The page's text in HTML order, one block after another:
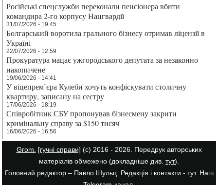
Російські спецслужби переконали пенсіонера вбити
командира 2-го корпусу Нацгвардії
31/07/2026 - 19:45
Болгарський воротила грального бізнесу отримав ліцензії в
Україні
22/07/2026 - 12:59
Прокуратура мацає ужгородського депутата за незаконно
накопичене
19/06/2026 - 14:41
У віцепрем’єра Кулеби хочуть конфіскувати столичну
квартиру, записану на сестру
17/06/2026 - 18:19
Співробітник СБУ пропонував бізнесмену закрити
кримінальну справу за $150 тисяч
16/06/2026 - 16:56
Grom. [гучні справи] (с) 2016 - 2026. Передрук авторських
матеріалів обмежено (докладніше див. тут).
Головний редактор – Павло Шульц. Редакція і контакти - тут. Наш